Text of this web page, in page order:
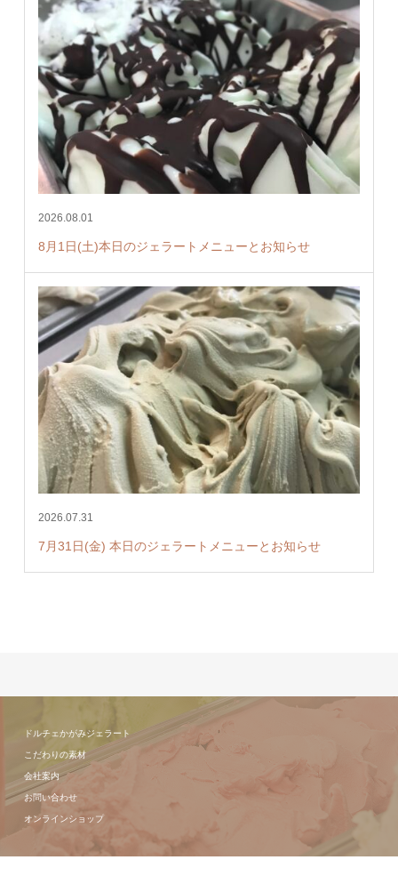
2026.08.01
8月1日(土)本日のジェラートメニューとお知らせ
2026.07.31
7月31日(金) 本日のジェラートメニューとお知らせ
ドルチェかがみジェラート
こだわりの素材
会社案内
お問い合わせ
オンラインショップ